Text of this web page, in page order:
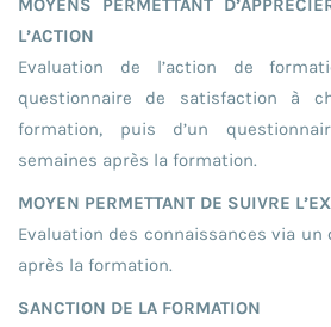
MOYENS PERMETTANT
L’ACTION
Evaluation de l’action de
questionnaire de satisfaction à
formation, puis d’un
semaines après la formation.
MOYEN PERMETTANT DE SUIVRE
Evaluation des connaissances via
après la formation.
SANCTION DE LA FORMATION